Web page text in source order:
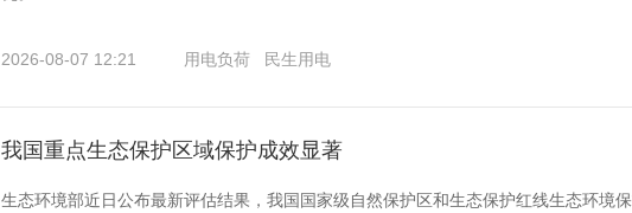
2026-08-07 12:21 用电负荷 民生用电
我国重点生态保护区域保护成效显著
生态环境部近日公布最新评估结果，我国国家级自然保护区和生态保护红线生态环境